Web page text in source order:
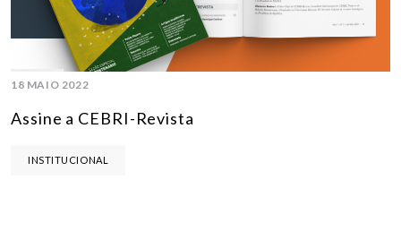
18 MAIO 2022
Assine a CEBRI-Revista
INSTITUCIONAL